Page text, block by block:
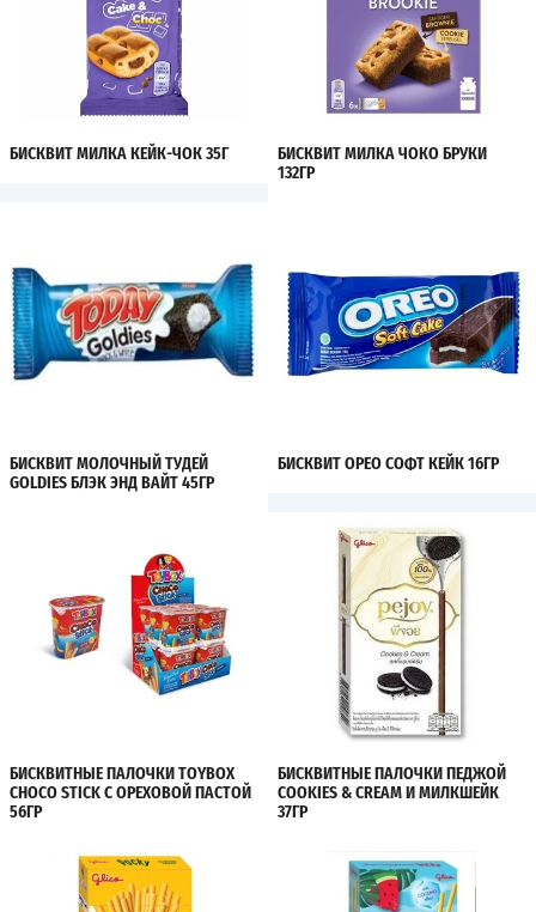
БИСКВИТ МИЛКА КЕЙК-ЧОК 35Г
БИСКВИТ МИЛКА ЧОКО БРУКИ
132ГР
БИСКВИТ МОЛОЧНЫЙ ТУДЕЙ
GOLDIES БЛЭК ЭНД ВАЙТ 45ГР
БИСКВИТ ОРЕО СОФТ КЕЙК 16ГР
БИСКВИТНЫЕ ПАЛОЧКИ TOYBOX
CHOCO STICK С ОРЕХОВОЙ ПАСТОЙ
56ГР
БИСКВИТНЫЕ ПАЛОЧКИ ПЕДЖОЙ
COOKIES & CREAM И МИЛКШЕЙК
37ГР